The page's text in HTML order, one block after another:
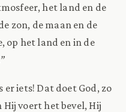
het land en de
zon, de maan en de
op het land en in de
er iets! Dat doet God, zo
Hij voert het bevel, Hij